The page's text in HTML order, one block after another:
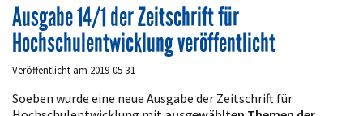
Ausgabe 14/1 der Zeitschrift für
Hochschulentwicklung veröffentlicht
Veröffentlicht am 2019-05-31
Soeben wurde eine neue Ausgabe der Zeitschrift für